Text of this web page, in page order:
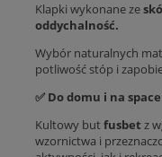
Klapki wykonane ze
oddychalność.
Wybór naturalnych
potliwość stóp i
✅ Do domu i na
Kultowy butfusbet z
wzornictwa i